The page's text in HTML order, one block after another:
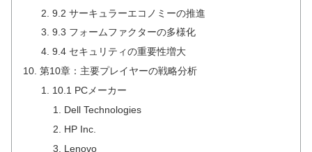
9.2 サーキュラーエコノミーの推進
9.3 フォームファクターの多様化
9.4 セキュリティの重要性増大
第10章：主要プレイヤーの戦略分析
10.1 PCメーカー
Dell Technologies
HP Inc.
Lenovo